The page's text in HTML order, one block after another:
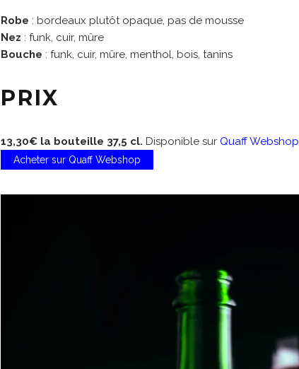
Robe : bordeaux plutôt opaque, pas de mousse
Nez : funk, cuir, mûre
Bouche : funk, cuir, mûre, menthol, bois, tanins
PRIX
13,30€ la bouteille 37,5 cl. Disponible sur Quaff Webshop
Acheter sur Quaff Webshop